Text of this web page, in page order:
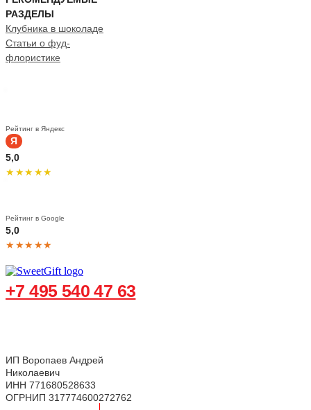
РАЗДЕЛЫ
Клубника в шоколаде
Статьи о фуд-
флористике
Рейтинг в Яндекс
Я
5,0
★★★★★
Рейтинг в Google
5,0
★★★★★
+7 495 540 47 63
ИП Воропаев Андрей
Николаевич
ИНН 771680528633
ОГРНИП 317774600272762